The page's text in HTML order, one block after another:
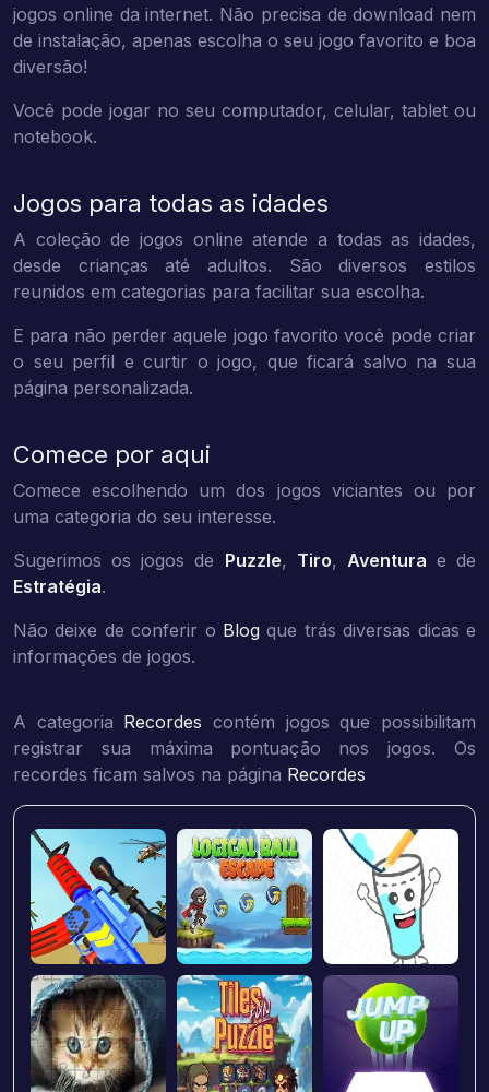
jogos online da internet. Não precisa de download nem
de instalação, apenas escolha o seu jogo favorito e boa
diversão!
Você pode jogar no seu computador, celular, tablet ou
notebook.
Jogos para todas as idades
A coleção de jogos online atende a todas as idades,
desde crianças até adultos. São diversos estilos
reunidos em categorias para facilitar sua escolha.
E para não perder aquele jogo favorito você pode criar
o seu perfil e curtir o jogo, que ficará salvo na sua
página personalizada.
Comece por aqui
Comece escolhendo um dos jogos viciantes ou por
uma categoria do seu interesse.
Sugerimos os jogos de Puzzle, Tiro, Aventura e de
Estratégia.
Não deixe de conferir o Blog que trás diversas dicas e
informações de jogos.
A categoria Recordes contém jogos que possibilitam
registrar sua máxima pontuação nos jogos. Os
recordes ficam salvos na página Recordes